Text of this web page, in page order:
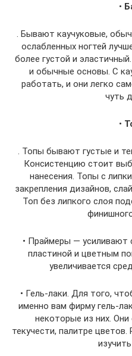
•
. Бывают каучуковые,
ослабленных ногтей
более густой и
и обычные основы. С
работать, и они легко
чуть
•
. Топы бывают густые и
Консистенцию стоит
нанесения. Топы с
закрепления дизайнов,
Топ без липкого слоя
• Праймеры — усиливают
пластиной и цветным
увеличивается
• Гель-лаки. Для того,
именно вам фирму гель-
некоторые из них. Они
текучести, палитре